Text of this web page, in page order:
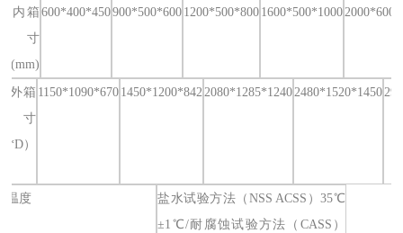
内箱
寸
600*400*450900*500*600 1200*500*800 1600*500*1000
外箱
）
1150*1090*670 1450*1200*8422080*1285*12402480*1520*1450
温度
盐水试验方法（NSS ACSS）35℃
±1℃/耐腐蚀试验方法（CASS）